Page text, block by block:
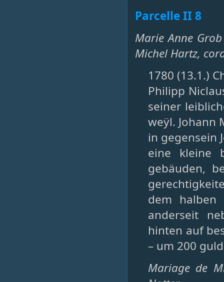
Parcelle II 8
Marie Anne
Michel Hartz,
1780 (13.1.)
Philipp
seiner
weÿl. Johann
in gegensein
eine kleine
gebäuden,
dem halben
anderseit
hinten auf
– um 200
Mariage de